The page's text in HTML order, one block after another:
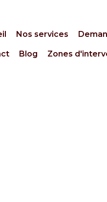
Nos services
Blog Zones